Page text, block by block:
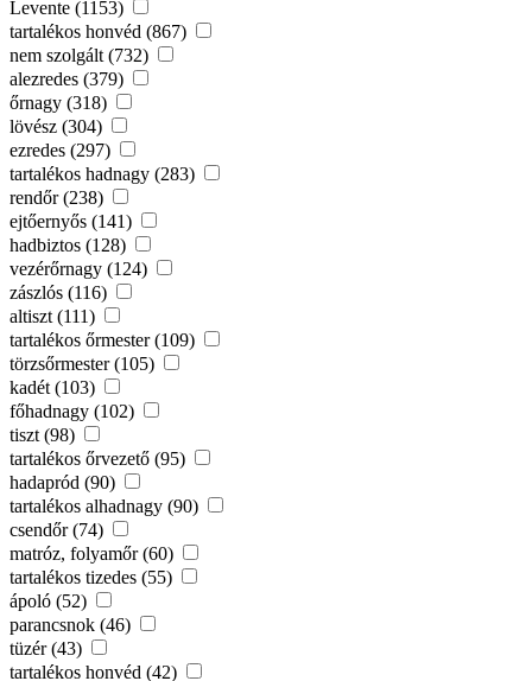
Levente (1153)
tartalékos honvéd (867)
nem szolgált (732)
alezredes (379)
őrnagy (318)
lövész (304)
ezredes (297)
tartalékos hadnagy (283)
rendőr (238)
ejtőernyős (141)
hadbiztos (128)
vezérőrnagy (124)
zászlós (116)
altiszt (111)
tartalékos őrmester (109)
törzsőrmester (105)
kadét (103)
főhadnagy (102)
tiszt (98)
tartalékos őrvezető (95)
hadapród (90)
tartalékos alhadnagy (90)
csendőr (74)
matróz, folyamőr (60)
tartalékos tizedes (55)
ápoló (52)
parancsnok (46)
tüzér (43)
tartalékos honvéd (42)